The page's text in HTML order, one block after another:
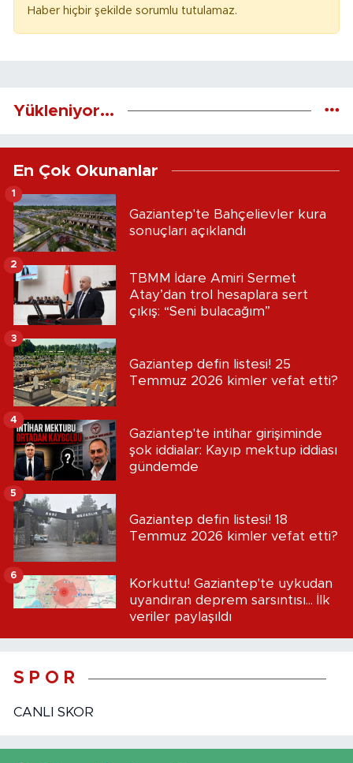
Haber hiçbir şekilde sorumlu tutulamaz.
Yükleniyor...
En Çok Okunanlar
Gaziantep'te Bahçelievler kura
sonuçları açıklandı
1
TBMM İdare Amiri Sermet
Atay’dan trol hesaplara sert
çıkış: “Seni bulacağım”
2
Gaziantep defin listesi! 25
Temmuz 2026 kimler vefat etti?
3
Gaziantep'te intihar girişiminde
şok iddialar: Kayıp mektup iddiası
gündemde
4
Gaziantep defin listesi! 18
Temmuz 2026 kimler vefat etti?
5
Korkuttu! Gaziantep'te uykudan
uyandıran deprem sarsıntısı... İlk
veriler paylaşıldı
6
S P O R
CANLI SKOR